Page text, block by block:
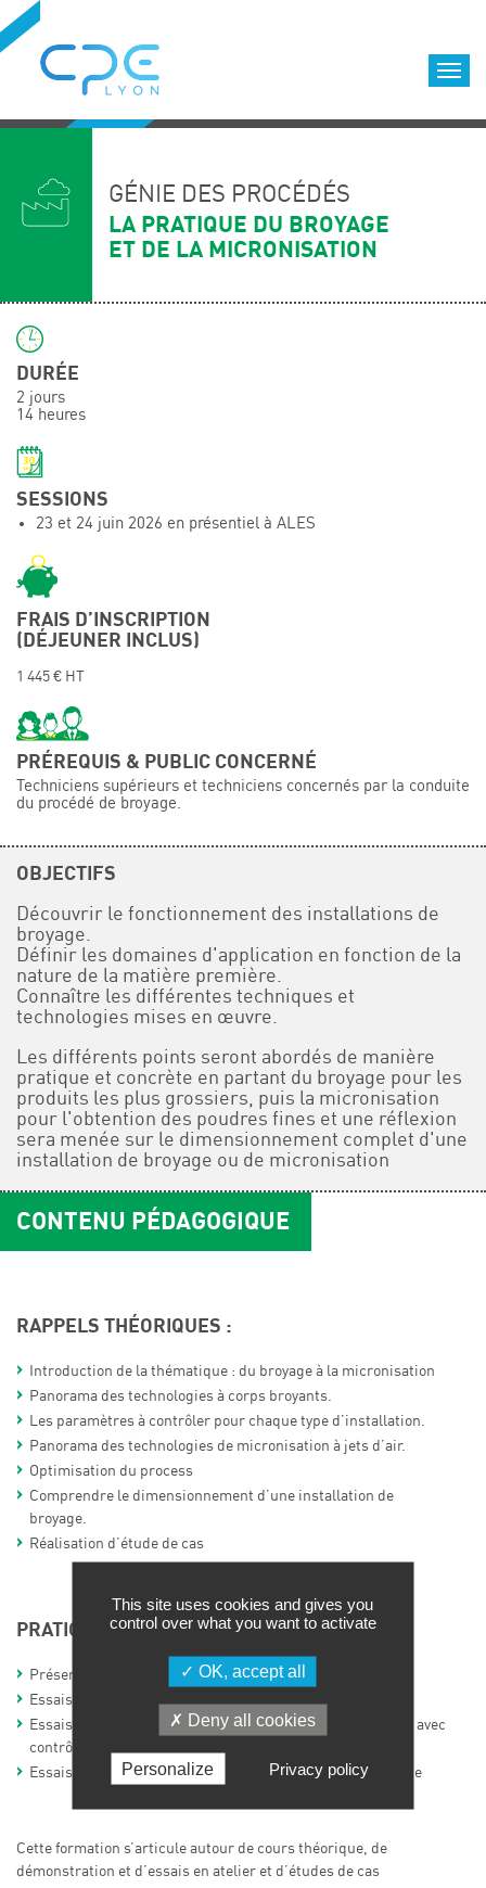
Formations qualifiantes
Formations diplômantes
Infos pratiques
Événements
CHEMISTRY
Contacts
GÉNIE DES PROCÉDÉS
LA PRATIQUE DU BROYAGE
ET DE LA MICRONISATION
DURÉE
2 jours
14 heures
SESSIONS
23 et 24 juin 2026 en présentiel à ALES
FRAIS D’INSCRIPTION
(DÉJEUNER INCLUS)
1 445 € HT
PRÉREQUIS & PUBLIC CONCERNÉ
Techniciens supérieurs et techniciens concernés par la conduite
du procédé de broyage.
OBJECTIFS
Découvrir le fonctionnement des installations de
broyage.
Définir les domaines d'application en fonction de la
nature de la matière première.
Connaître les différentes techniques et
technologies mises en œuvre.
Les différents points seront abordés de manière
pratique et concrète en partant du broyage pour les
produits les plus grossiers, puis la micronisation
pour l'obtention des poudres fines et une réflexion
sera menée sur le dimensionnement complet d'une
installation de broyage ou de micronisation
CONTENU PÉDAGOGIQUE
RAPPELS THÉORIQUES :
Introduction de la thématique : du broyage à la micronisation
Panorama des technologies à corps broyants.
Les paramètres à contrôler pour chaque type d’installation.
Panorama des technologies de micronisation à jets d’air.
Optimisation du process
Comprendre le dimensionnement d’une installation de
broyage.
Réalisation d’étude de cas
PRATIQUE DANS UN ATELIER :
Présentation détaillée des équipements
Essais de broyage à impact
Essais de broyage sur un microniseur à jets d’air opposés avec
contrôle de la granulométrie en ligne
Essais de broyage sur un microniseur à jets d’air à assiette
Cette formation s’articule autour de cours théorique, de
démonstration et d’essais en atelier et d’études de cas
Cookies management panel
This site uses cookies and gives you
control over what you want to activate
OK, accept all
Deny all cookies
Personalize Privacy policy